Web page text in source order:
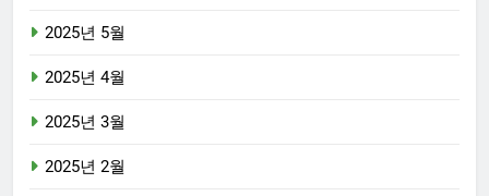
2025년 5월
2025년 4월
2025년 3월
2025년 2월